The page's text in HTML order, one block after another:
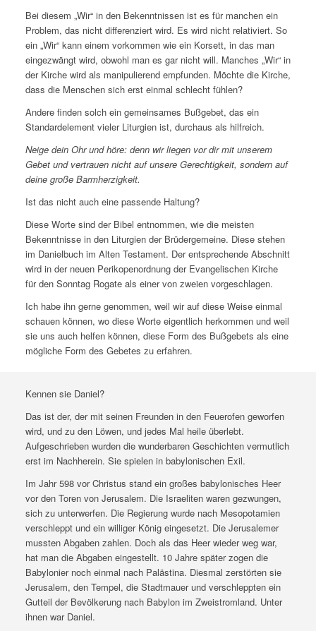
Bei diesem „Wir“ in den Bekenntnissen ist es für manchen ein
Problem, das nicht differenziert wird. Es wird nicht relativiert. So
ein „Wir“ kann einem vorkommen wie ein Korsett, in das man
eingezwängt wird, obwohl man es gar nicht will. Manches „Wir“ in
der Kirche wird als manipulierend empfunden. Möchte die Kirche,
dass die Menschen sich erst einmal schlecht fühlen?
Andere finden solch ein gemeinsames Bußgebet, das ein
Standardelement vieler Liturgien ist, durchaus als hilfreich.
Neige dein Ohr und höre: denn wir liegen vor dir mit unserem
Gebet und vertrauen nicht auf unsere Gerechtigkeit, sondern auf
deine große Barmherzigkeit.
Ist das nicht auch eine passende Haltung?
Diese Worte sind der Bibel entnommen, wie die meisten
Bekenntnisse in den Liturgien der Brüdergemeine. Diese stehen
im Danielbuch im Alten Testament. Der entsprechende Abschnitt
wird in der neuen Perikopenordnung der Evangelischen Kirche
für den Sonntag Rogate als einer von zweien vorgeschlagen.
Ich habe ihn gerne genommen, weil wir auf diese Weise einmal
schauen können, wo diese Worte eigentlich herkommen und weil
sie uns auch helfen können, diese Form des Bußgebets als eine
mögliche Form des Gebetes zu erfahren.
Kennen sie Daniel?
Das ist der, der mit seinen Freunden in den Feuerofen geworfen
wird, und zu den Löwen, und jedes Mal heile überlebt.
Aufgeschrieben wurden die wunderbaren Geschichten vermutlich
erst im Nachherein. Sie spielen in babylonischen Exil.
Im Jahr 598 vor Christus stand ein großes babylonisches Heer
vor den Toren von Jerusalem. Die Israeliten waren gezwungen,
sich zu unterwerfen. Die Regierung wurde nach Mesopotamien
verschleppt und ein williger König eingesetzt. Die Jerusalemer
mussten Abgaben zahlen. Doch als das Heer wieder weg war,
hat man die Abgaben eingestellt. 10 Jahre später zogen die
Babylonier noch einmal nach Palästina. Diesmal zerstörten sie
Jerusalem, den Tempel, die Stadtmauer und verschleppten ein
Gutteil der Bevölkerung nach Babylon im Zweistromland. Unter
ihnen war Daniel.